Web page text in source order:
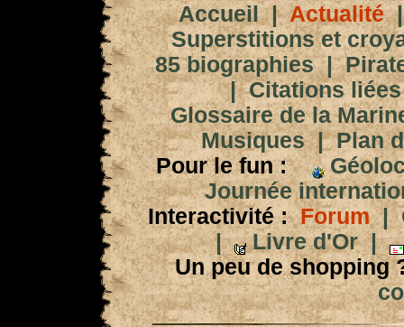
Accueil|Actualité
Superstitions et
85 biographies|
|Citations
Glossaire de la
Musiques|Plan
Pour le fun :
Journée
Interactivité : Forum|
|
Livre d'Or|
Un peu de shopping